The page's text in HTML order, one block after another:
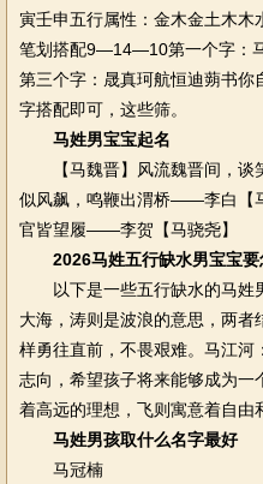
寅壬申五行属性：金木金土木木
笔划搭配9—14—10第一个字：
第三个字：晟真珂航恒迪蒴书你
字搭配即可，这些筛。
马姓男宝宝起名
【马魏晋】风流魏晋间，谈
似风飙，鸣鞭出渭桥——李白【
官皆望履——李贺【马骁尧】
2026马姓五行缺水男宝宝
以下是一些五行缺水的马姓
大海，涛则是波浪的意思，两
样勇往直前，不畏艰难。马江河
志向，希望孩子将来能够成为一
着高远的理想，飞则寓意着自由
马姓男孩取什么名字最好
马冠楠